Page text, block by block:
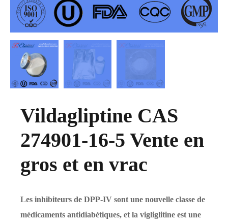
Vildagliptine CAS
274901-16-5 Vente en
gros et en vrac
Les inhibiteurs de DPP-IV sont une nouvelle classe de
médicaments antidiabétiques, et la vigliglitine est une